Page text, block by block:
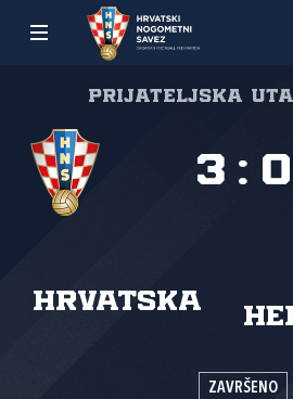
Prijateljska
Hrvatska
3 : 0
ZAVRŠENO